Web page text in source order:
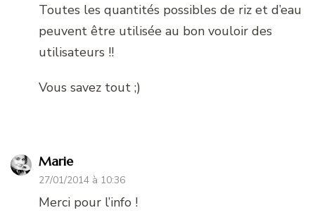
Toutes les quantités possibles de riz et d’eau
peuvent être utilisée au bon vouloir des
utilisateurs !!
Vous savez tout ;)
Marie
27/01/2014 à 10:36
Merci pour l’info !